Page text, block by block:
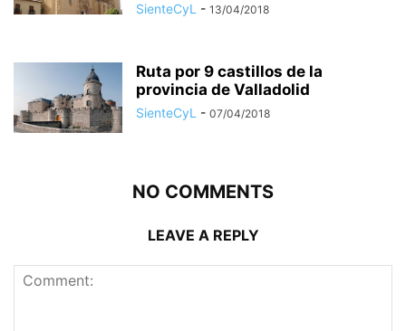
SienteCyL - 13/04/2018
Ruta por 9 castillos de la
provincia de Valladolid
SienteCyL - 07/04/2018
NO COMMENTS
LEAVE A REPLY